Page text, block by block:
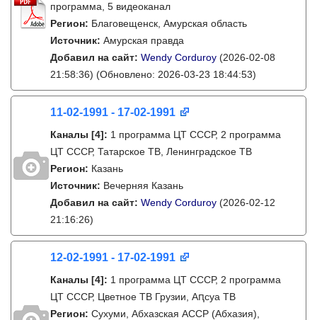
программа, 5 видеоканал
Регион: Благовещенск, Амурская область
Источник: Амурская правда
Добавил на сайт: Wendy Corduroy (2026-02-08
21:58:36) (Обновлено: 2026-03-23 18:44:53)
11-02-1991 - 17-02-1991
Каналы [4]: 1 программа ЦТ СССР, 2 программа
ЦТ СССР, Татарское ТВ, Ленинградское ТВ
Регион: Казань
Источник: Вечерняя Казань
Добавил на сайт: Wendy Corduroy (2026-02-12
21:16:26)
12-02-1991 - 17-02-1991
Каналы [4]: 1 программа ЦТ СССР, 2 программа
ЦТ СССР, Цветное ТВ Грузии, Аԥсуа ТВ
Регион: Cухуми, Абхазская АССР (Абхазия),